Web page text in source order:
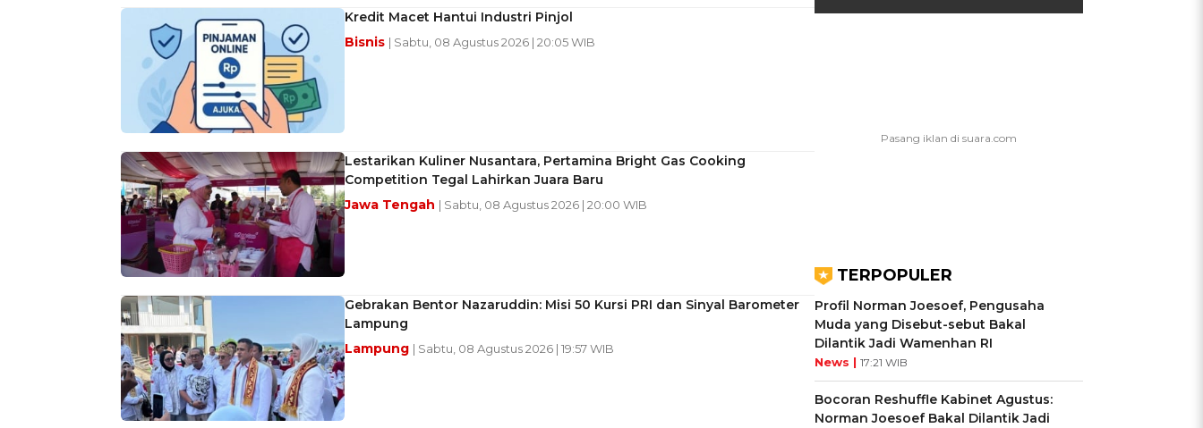
Kredit Macet Hantui Industri Pinjol
Bisnis | Sabtu, 08 Agustus 2026 | 20:05 WIB
Lestarikan Kuliner Nusantara, Pertamina Bright Gas Cooking
Competition Tegal Lahirkan Juara Baru
Jawa Tengah | Sabtu, 08 Agustus 2026 | 20:00 WIB
Gebrakan Bentor Nazaruddin: Misi 50 Kursi PRI dan Sinyal Barometer
Lampung
Lampung | Sabtu, 08 Agustus 2026 | 19:57 WIB
TERPOPULER
Profil Norman Joesoef, Pengusaha
Muda yang Disebut-sebut Bakal
Dilantik Jadi Wamenhan RI
News | 17:21 WIB
Bocoran Reshuffle Kabinet Agustus:
Norman Joesoef Bakal Dilantik Jadi